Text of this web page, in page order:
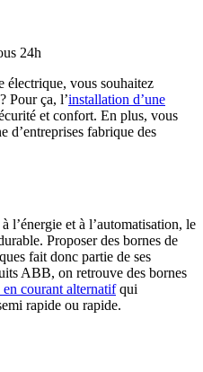
24h
électrique, vous souhaitez
Pour ça, l’installation d’une
et confort. En plus, vous
d’entreprises fabrique des
l’énergie et à l’automatisation, le
Proposer des bornes de
fait donc partie de ses
ABB, on retrouve des bornes
courant alternatifqui
rapide ou rapide.